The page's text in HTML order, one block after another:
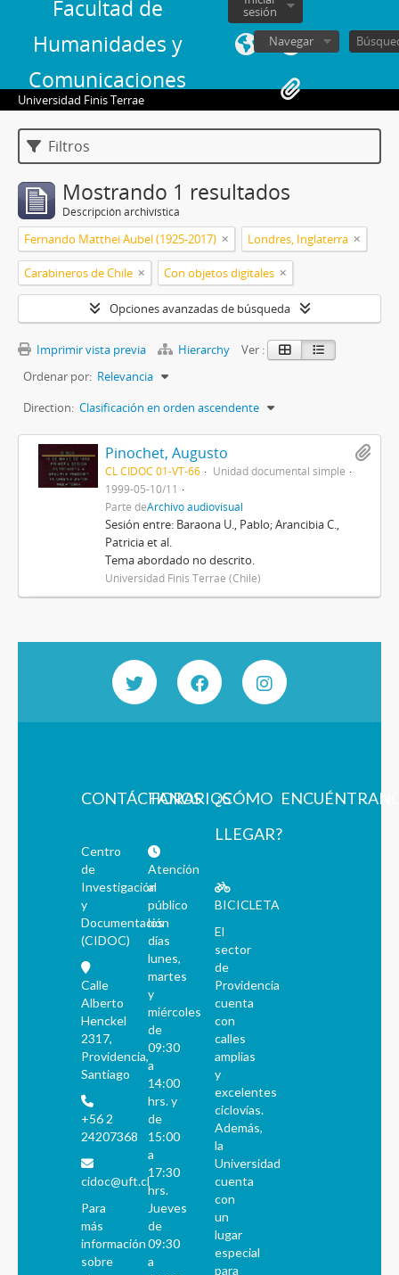
Facultad de
Humanidades y
Comunicaciones
sesión
Navegar
Universidad Finis Terrae
Filtros
Mostrando 1 resultados
Descripción archivística
Fernando Matthei Aubel (1925-2017) Londres, Inglaterra
Carabineros de Chile Con objetos digitales
Opciones avanzadas de búsqueda
Imprimir vista previa Hierarchy
Ver :
Ordenar por: Relevancia
Direction: Clasificación en orden ascendente
Pinochet, Augusto
CL CIDOC 01-VT-66
Unidad documental simple
1999-05-10/11
Parte deArchivo audiovisual
Sesión entre: Baraona U., Pablo; Arancibia C.,
Patricia et al.
Tema abordado no descrito.
Universidad Finis Terrae (Chile)
CONTÁCTANOS
Centro
de
Investigación
y
Documentación
(CIDOC)
Calle
Alberto
Henckel
2317,
Providencia,
Santiago
+56 2
24207368
cidoc@uft.cl
Para
más
información
sobre
HORARIOS
Atención
al
público
los
días
lunes,
martes
y
miércoles
de
09:30
a
14:00
hrs. y
de
15:00
a
17:30
hrs.
Jueves
de
09:30
a
¿CÓMO
LLEGAR?
BICICLETA
El
sector
de
Providencia
cuenta
con
calles
amplias
y
excelentes
ciclovías.
Además,
la
Universidad
cuenta
con
un
lugar
especial
para